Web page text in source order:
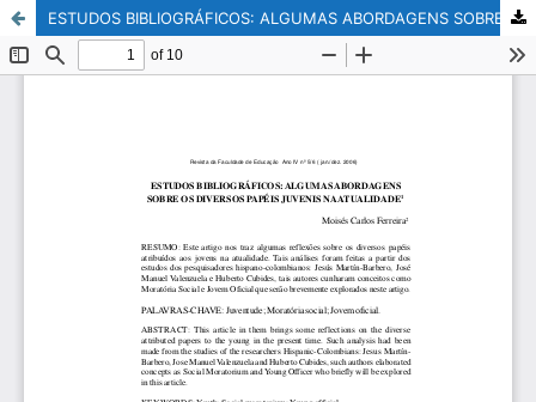
ESTUDOS BIBLIOGRÁFICOS: ALGUMAS ABORDAGENS SOBRE OS DIVERSOS PAPÉIS JUVENIS NA ATUALIDADE